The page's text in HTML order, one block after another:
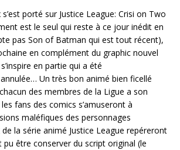
porté sur Justice League: Crisi on Two
est le seul qui reste à ce jour inédit en
pas Son of Batman qui est tout récent),
en complément du graphic nouvel
en partie qui a été
Un très bon animé bien ficellé
des membres de la Ligue a son
fans des comics s’amuseront à
maléfiques des personnages
la série animé Justice League repéreront
être conserver du script original (le